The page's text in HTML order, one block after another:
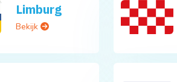
Limburg
Bekijk